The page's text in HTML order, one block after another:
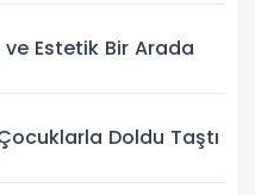
ve Estetik Bir Arada
Doldu Taştı